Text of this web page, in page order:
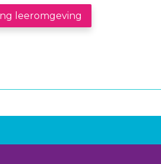
leeromgeving